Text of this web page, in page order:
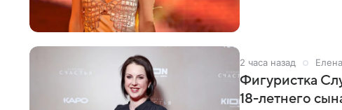
2 часа назад
Фигуристка
18-летнего